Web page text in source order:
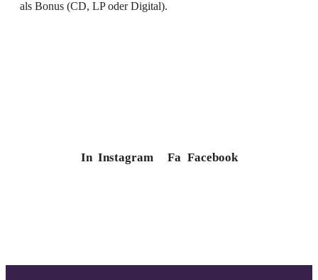
als Bonus (CD, LP oder Digital).
In Instagram Fa Facebook